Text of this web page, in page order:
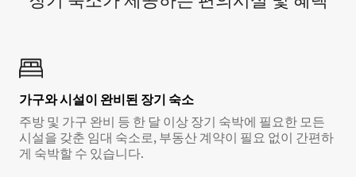
가구와 시설이 완비된 장기 숙소
주방 및 가구 완비 등 한 달 이상 장기 숙박에 필요한 모든
시설을 갖춘 임대 숙소로, 부동산 계약이 필요 없이 간편하
게 숙박할 수 있습니다.